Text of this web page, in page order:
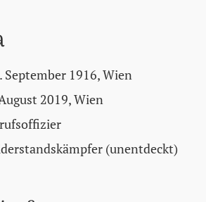
September 1916, Wien
2019, Wien
(unentdeckt)